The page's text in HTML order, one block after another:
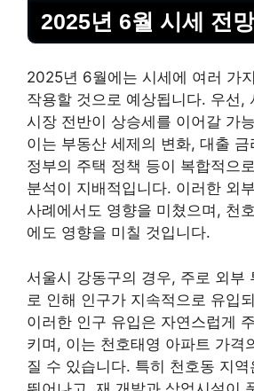
2025년 6월 시세 전망
2025년 6월에는 시세에 여러 가
작용할 것으로 예상됩니다. 우선,
시장 전반이 상승세를 이어갈 가
이는 부동산 세제의 변화, 대출
정부의 주택 정책 등이 복합적으
분석이 지배적입니다. 이러한 외
사례에서도 영향을 미쳤으며, 천
에도 영향을 미칠 것입니다.
서울시 강동구의 경우, 주로 외부
로 인해 인구가 지속적으로 유입
이러한 인구 유입은 자연스럽게
키며, 이는 천호태영 아파트 가격
질 수 있습니다. 특히 천호동 지역